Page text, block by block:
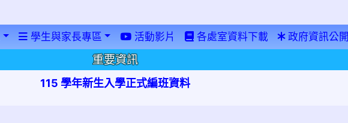
學生與家長專區 活動影片 各處室資料下載 政府資訊公開
重要資訊
115 學年新生入學正式編班資料